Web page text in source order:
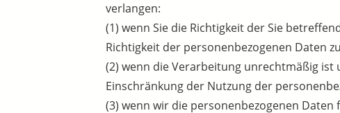
verlangen:
(1) wenn Sie die Richtigkeit der Sie
Richtigkeit der personenbezogenen Daten
(2) wenn die Verarbeitung unrechtmäßig
Einschränkung der Nutzung der
(3) wenn wir die personenbezogenen